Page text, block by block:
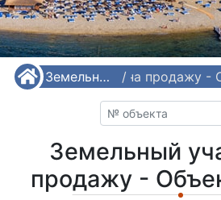
/ Земельные участки /
участок на продажу -
Земельный
продажу -